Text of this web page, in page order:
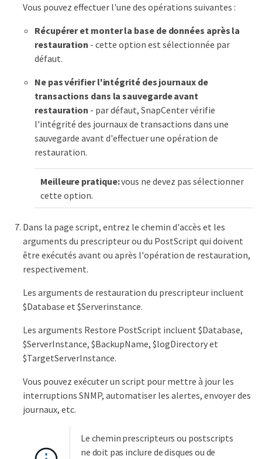
Vous pouvez effectuer l'une des opérations suivantes :
Récupérer et monter la base de données après la
restauration - cette option est sélectionnée par
défaut.
Ne pas vérifier l'intégrité des journaux de
transactions dans la sauvegarde avant
restauration - par défaut, SnapCenter vérifie
l'intégrité des journaux de transactions dans une
sauvegarde avant d'effectuer une opération de
restauration.
Meilleure pratique:vous ne devez pas sélectionner
cette option.
Dans la page script, entrez le chemin d'accès et les
arguments du prescripteur ou du PostScript qui doivent
être exécutés avant ou après l'opération de restauration,
respectivement.
Les arguments de restauration du prescripteur incluent
$Database et $Serverinstance.
Les arguments Restore PostScript incluent $Database,
$ServerInstance, $BackupName, $logDirectory et
$TargetServerInstance.
Vous pouvez exécuter un script pour mettre à jour les
interruptions SNMP, automatiser les alertes, envoyer des
journaux, etc.
Le chemin prescripteurs ou postscripts
ne doit pas inclure de disques ou de